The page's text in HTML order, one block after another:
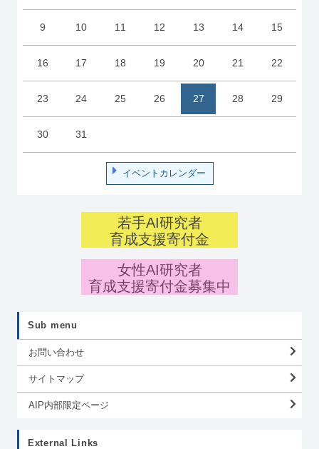
9 10 11 12 13 14 15
16 17 18 19 20 21 22
23 24 25 26 27 28 29
30 31
イベントカレンダー
若手AI研究者
育成支援寄付金
女性AI研究者
育成支援寄付金募集中
Sub menu
お問い合わせ
サイトマップ
AIP内部限定ページ
External Links